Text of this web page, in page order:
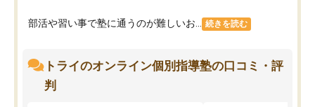
部活や習い事で塾に通うのが難しいお... 続きを読む
トライのオンライン個別指導塾の口コミ・評
判